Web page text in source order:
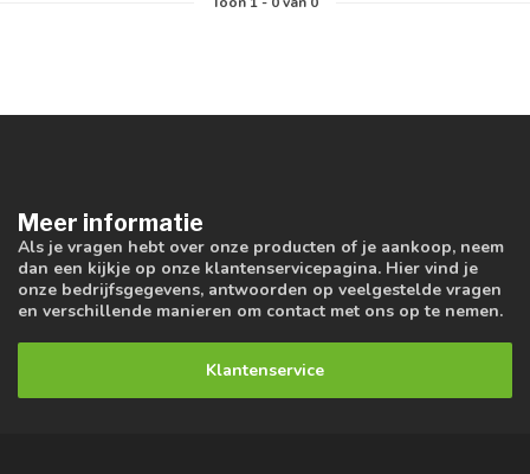
Meer informatie
Als je vragen hebt over onze producten of je aankoop, neem
dan een kijkje op onze klantenservicepagina. Hier vind je
onze bedrijfsgegevens, antwoorden op veelgestelde vragen
en verschillende manieren om contact met ons op te nemen.
Klantenservice